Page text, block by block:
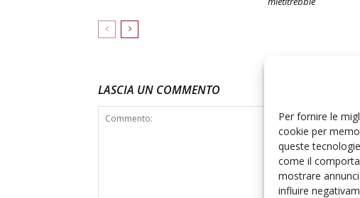
Per fornire le
cookie per
queste
come il
mostrare
influire
LASCIA UN COMMENTO